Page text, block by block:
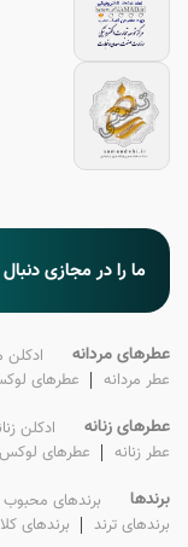
ما را در مجازی
عطرهای مردانه ادکلن‌
عطر‌ مردانه
عطرهای
عطرهای زنانه ادکلن‌
عطر‌ زنانه
عطرهای لوکس‌
برندها برندهای محبوب
برندهای ترند
برندهای